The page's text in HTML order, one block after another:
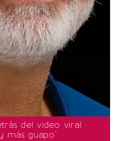
del video viral
más guapo"